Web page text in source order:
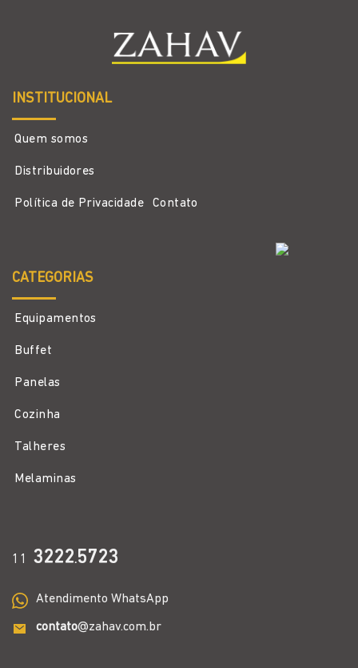
INSTITUCIONAL
Quem somos
Distribuidores
Política de Privacidade Contato
CATEGORIAS
Equipamentos
Buffet
Panelas
Cozinha
Talheres
Melaminas
11 3222.5723
Atendimento WhatsApp
contato@zahav.com.br